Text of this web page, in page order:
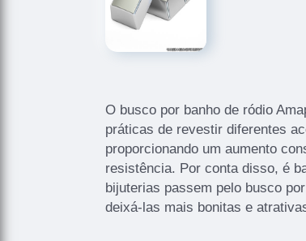
O busco por banho de ródio
práticas de revestir diferentes
proporcionando um aumento
resistência. Por conta disso, é
bijuterias passem pelo busco
deixá-las mais bonitas e